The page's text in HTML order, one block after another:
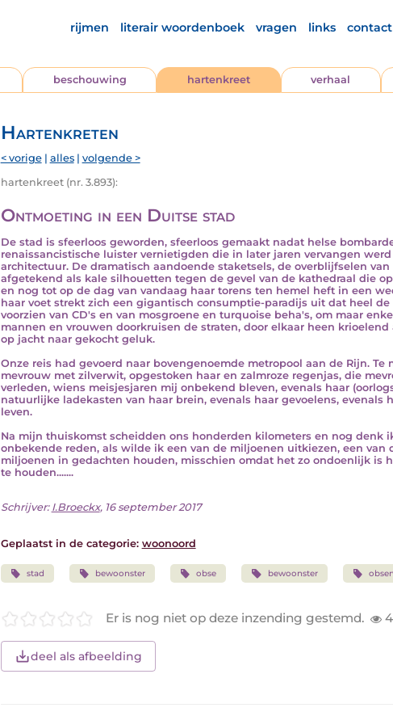
rijmen literair woordenboek vragen links contact
beschouwing hartenkreet verhaal
Hartenkreten
< vorige| alles| volgende >
hartenkreet (nr. 3.893):
Ontmoeting in een Duitse stad
De stad is sfeerloos geworden, sfeerloos gemaakt nadat helse
renaissancistische luister vernietigden die in later jaren vervangen
architectuur. De dramatisch aandoende staketsels, de overblijfselen
afgetekend als kale silhouetten tegen de gevel van de kathedraal die
en nog tot op de dag van vandaag haar torens ten hemel heft in een
haar voet strekt zich een gigantisch consumptie-paradijs uit dat heel
voorzien van CD's en van mosgroene en turquoise beha's, om maar
mannen en vrouwen doorkruisen de straten, door elkaar heen
op jacht naar gekocht geluk.
Onze reis had gevoerd naar bovengenoemde metropool aan de Rijn.
mevrouw met zilverwit, opgestoken haar en zalmroze regenjas, die
verleden, wiens meisjesjaren mij onbekend bleven, evenals haar
natuurlijke ladekasten van haar brein, evenals haar gevoelens,
leven.
Na mijn thuiskomst scheidden ons honderden kilometers en nog denk
onbekende reden, als wilde ik een van de miljoenen uitkiezen, een van
miljoenen in gedachten houden, misschien omdat het zo ondoenlijk is
te houden.......
Schrijver: I.Broeckx, 16 september 2017
Geplaatst in de categorie: woonoord
stad bewoonster obse bewoonster
Er is nog niet op deze inzending gestemd.
deel als afbeelding